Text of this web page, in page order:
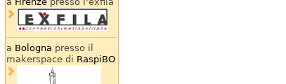
a Bologna presso il
makerspace di RaspiBO